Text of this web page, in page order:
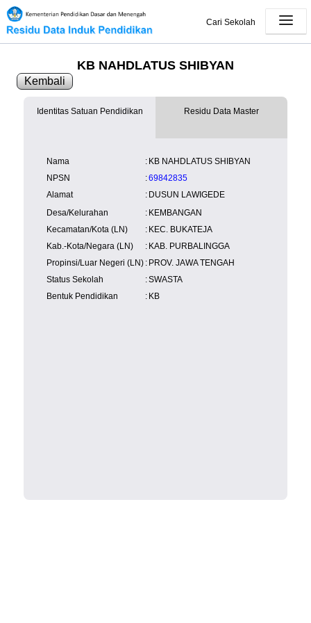
Cari Sekolah
KB NAHDLATUS SHIBYAN
Kembali
Identitas Satuan Pendidikan
Nama : KB NAHDLATUS SHIBYAN
NPSN
:69842835
Alamat
: DUSUN LAWIGEDE
Desa/Kelurahan
: KEMBANGAN
Kecamatan/Kota (LN)
: KEC. BUKATEJA
Kab.-Kota/Negara (LN)
: KAB. PURBALINGGA
Propinsi/Luar Negeri (LN) : PROV. JAWA TENGAH
Status Sekolah
:SWASTA
Bentuk Pendidikan
: KB
Residu Data Master